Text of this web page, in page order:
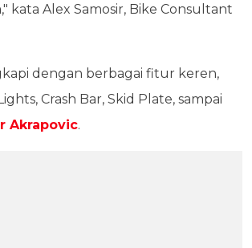
kata Alex Samosir, Bike Consultant
dengan berbagai fitur keren,
Crash Bar, Skid Plate, sampai
Akrapovic.